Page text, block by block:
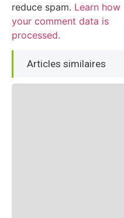
reduce spam. Learn how
your comment data is
processed.
Articles similaires